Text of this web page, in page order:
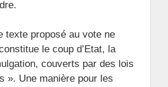
texte proposé au vote ne
le coup d’Etat, la
couverts par des lois
». Une manière pour les